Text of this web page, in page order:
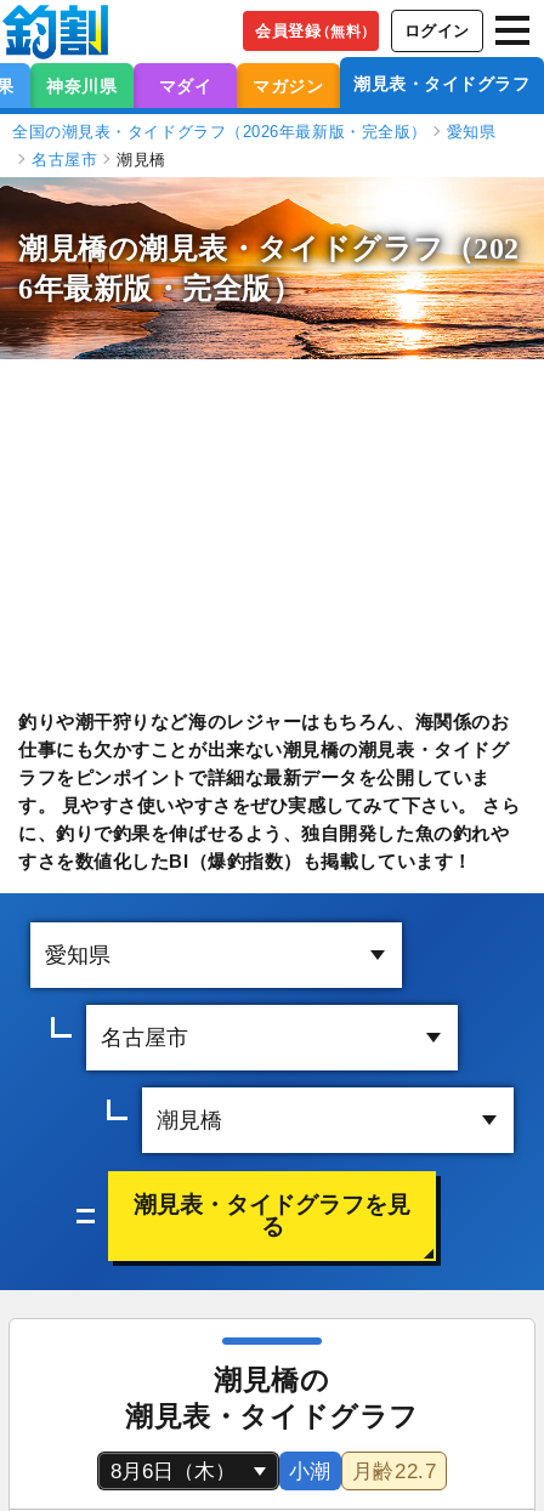
会員登録（無料） ログイン
神奈川県 マダイ マガジン 潮見表・タイドグラフ
全国の潮見表・タイドグラフ（2026年最新版・完全版）
愛知県
名古屋市
潮見橋
潮見橋の潮見表・タイドグラフ（202
6年最新版・完全版）
釣りや潮干狩りなど海のレジャーはもちろん、海関係のお
仕事にも欠かすことが出来ない潮見橋の潮見表・タイドグ
ラフをピンポイントで詳細な最新データを公開していま
す。 見やすさ使いやすさをぜひ実感してみて下さい。 さら
に、釣りで釣果を伸ばせるよう、独自開発した魚の釣れや
すさを数値化したBI（爆釣指数）も掲載しています！
潮見表・タイドグラフを見
る
潮見橋の
潮見表・タイドグラフ
小潮 月齢22.7